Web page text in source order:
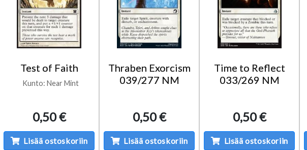
Test of Faith
Kunto: Near Mint
0,50 €
Lisää ostoskoriin
Thraben Exorcism
039/277 NM
0,50 €
Lisää ostoskoriin
Time to Reflect
033/269 NM
0,50 €
Lisää ostoskoriin